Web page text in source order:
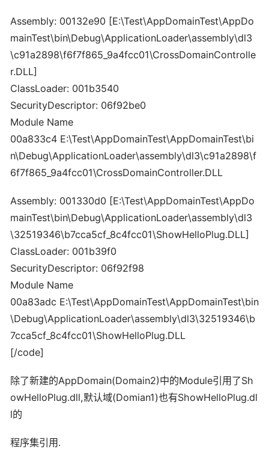
Assembly: 00132e90 [E:\Test\AppDomainTest\AppDo
mainTest\bin\Debug\ApplicationLoader\assembly\dl3
\c91a2898\f6f7f865_9a4fcc01\CrossDomainControlle
r.DLL]
ClassLoader: 001b3540
SecurityDescriptor: 06f92be0
Module Name
00a833c4 E:\Test\AppDomainTest\AppDomainTest\bi
n\Debug\ApplicationLoader\assembly\dl3\c91a2898\f
6f7f865_9a4fcc01\CrossDomainController.DLL
Assembly: 001330d0 [E:\Test\AppDomainTest\AppDo
mainTest\bin\Debug\ApplicationLoader\assembly\dl3
\32519346\b7cca5cf_8c4fcc01\ShowHelloPlug.DLL]
ClassLoader: 001b39f0
SecurityDescriptor: 06f92f98
Module Name
00a83adc E:\Test\AppDomainTest\AppDomainTest\bin
\Debug\ApplicationLoader\assembly\dl3\32519346\b
7cca5cf_8c4fcc01\ShowHelloPlug.DLL
[/code]
除了新建的AppDomain(Domain2)中的Module引用了Sh
owHelloPlug.dll,默认域(Domian1)也有ShowHelloPlug.dl
l的
程序集引用.